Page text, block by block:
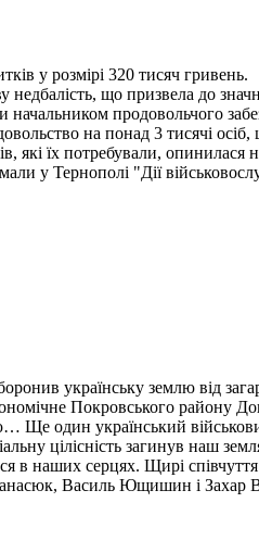
у розмірі 320 тисяч
що призвела до
продовольчого
на понад 3 тисячі
які їх потребували,
у Тернополі "Дії
українську землю від
Покровського
Ще один український
цілісність загинув наш
в наших серцях. Щирі
Василь Ющишин і Захар